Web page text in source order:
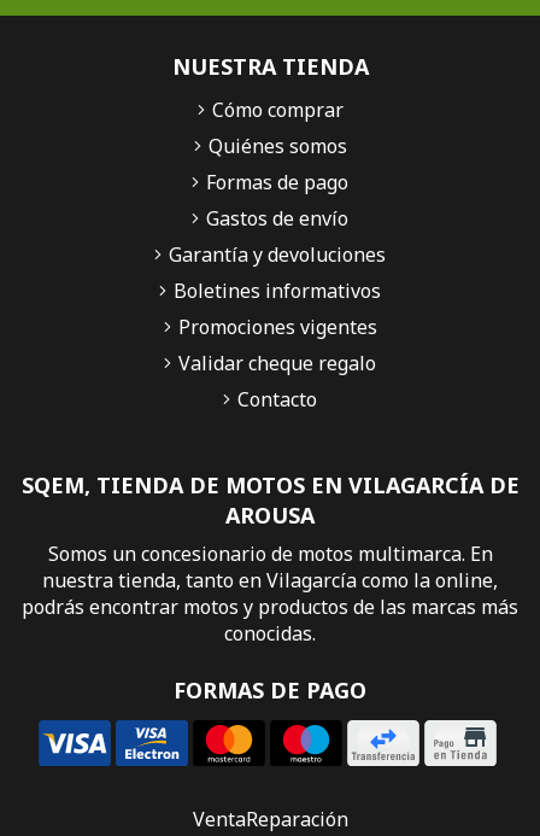
SQEM, TIENDA DE MOTOS EN VILAGARCÍA DE
AROUSA
Somos un concesionario de motos multimarca. En
nuestra tienda, tanto en Vilagarcía como la online,
podrás encontrar motos y productos de las marcas más
conocidas.
FORMAS DE PAGO
NUESTRA TIENDA
Cómo comprar
Quiénes somos
Formas de pago
Gastos de envío
Garantía y devoluciones
Boletines informativos
Promociones vigentes
Validar cheque regalo
Contacto
VentaReparación